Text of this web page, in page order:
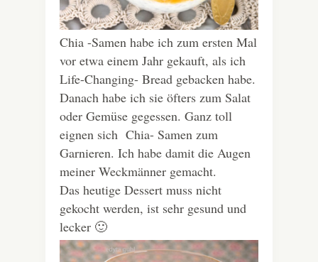
Chia -Samen habe ich zum ersten Mal
vor etwa einem Jahr gekauft, als ich
Life-Changing- Bread gebacken habe.
Danach habe ich sie öfters zum Salat
oder Gemüse gegessen. Ganz toll
eignen sich Chia- Samen zum
Garnieren. Ich habe damit die Augen
meiner Weckmänner gemacht.
Das heutige Dessert muss nicht
gekocht werden, ist sehr gesund und
lecker 🙂